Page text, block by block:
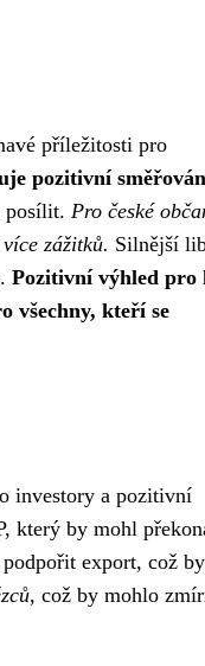
příležitosti pro
pozitivní
posílit. Pro české
zážitků. Silnější
Pozitivní výhled
všechny, kteří se
investory a pozitivní
který by mohl
export, což
, což by mohlo